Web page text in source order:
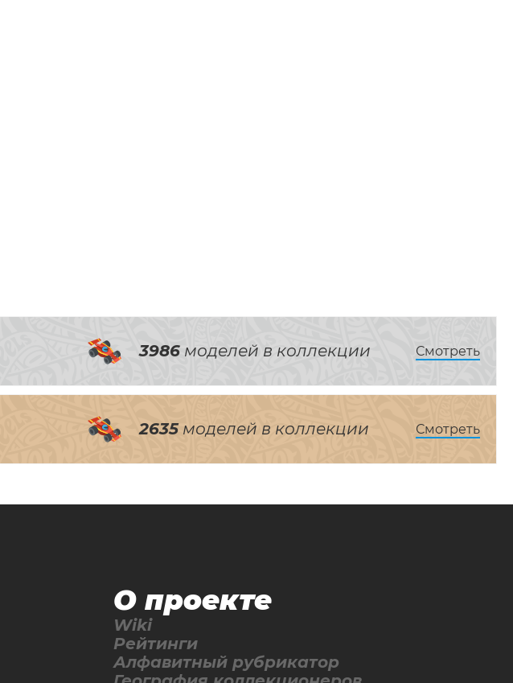
3986 моделей в коллекции Смотреть
2635моделей в коллекции Смотреть
О проекте
Wiki
Рейтинги
Алфавитный рубрикатор